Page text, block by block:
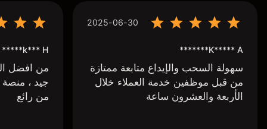
2025-06-30
K***** A*******
سهولة السحب والإيداع متابعة ممتازة
من قبل موظفين خدمة العملاء خلال
الأربعة والعشرون ساعة
k*** H*****
من افضل
جيد ،
من رائع